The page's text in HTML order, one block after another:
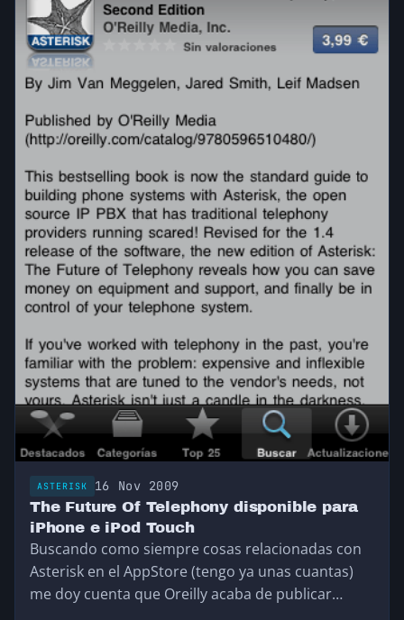
ASTERISK 16 Nov 2009
The Future Of Telephony disponible para
iPhone e iPod Touch
Buscando como siempre cosas relacionadas con
Asterisk en el AppStore (tengo ya unas cuantas)
me doy cuenta que Oreilly acaba de publicar…